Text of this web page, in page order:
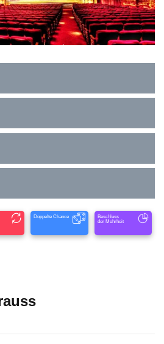
Doppelte Chance
Beschluss
der Mehrheit